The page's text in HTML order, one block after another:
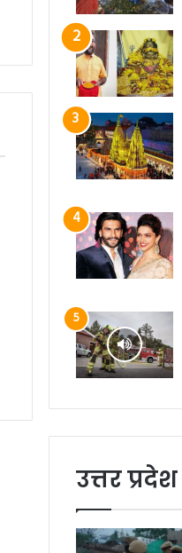
उत्तर प्रदेश